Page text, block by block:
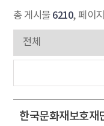
총 게시물 6210, 페이지
한국문화재보호재